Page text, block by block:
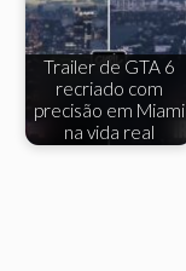
Trailer de GTA 6
recriado com
precisão em Miami
na vida real